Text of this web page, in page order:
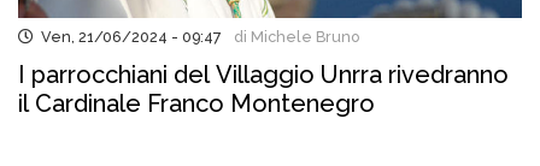
Ven, 21/06/2024 - 09:47 di Michele Bruno
I parrocchiani del Villaggio Unrra rivedranno
il Cardinale Franco Montenegro